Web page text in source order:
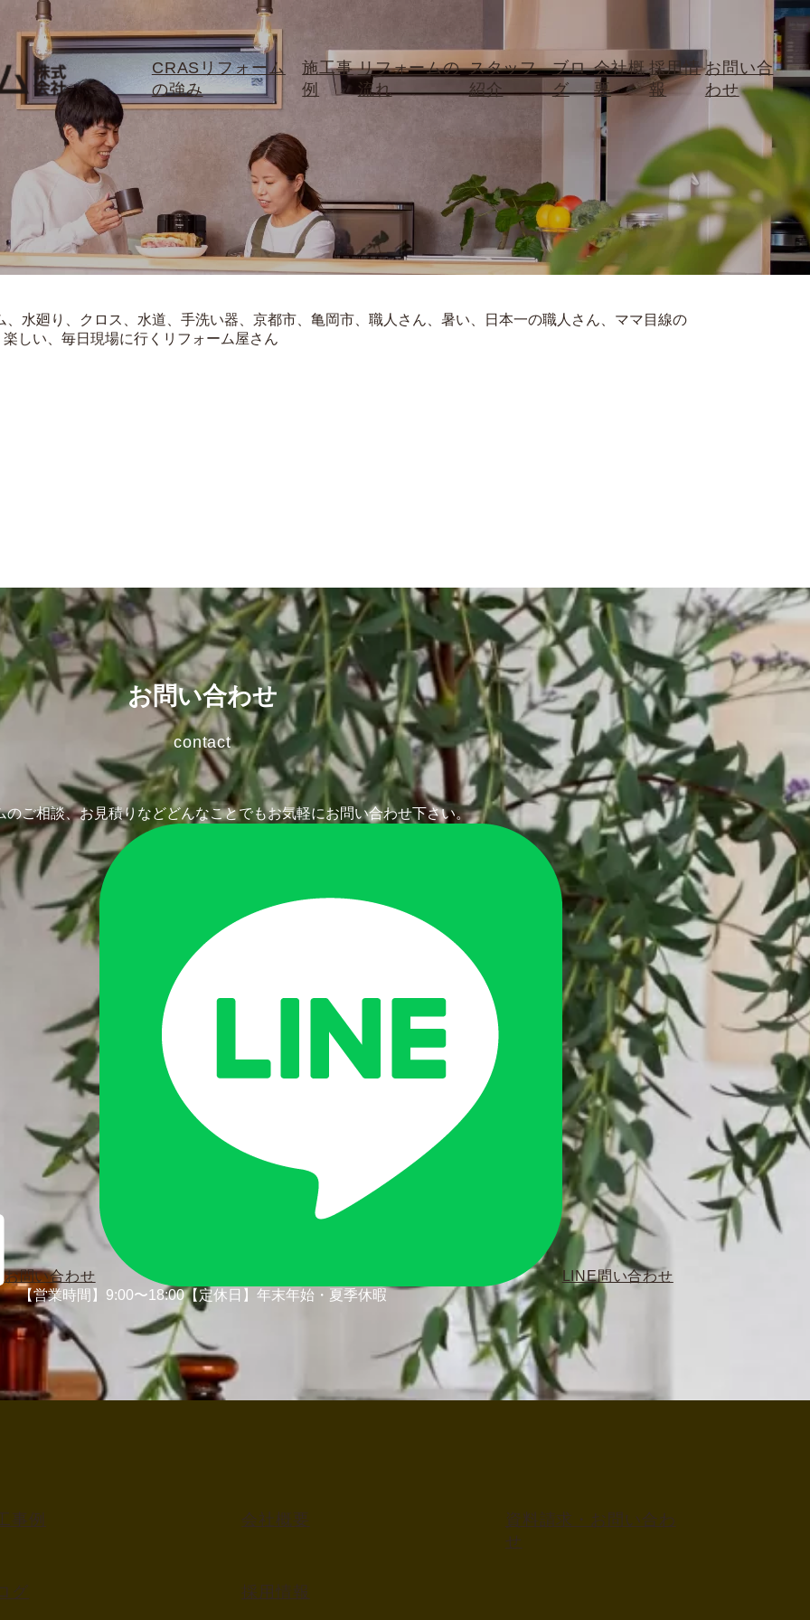
CRASリフォーム
の強み
施工事
例
リフォームの
流れ
スタッフ
紹介
ブロ
グ
会社概
要
採用情
報
お問い合
わせ
水廻り、クロス、水道、手洗い器、京都市、亀岡市、職人さん、暑い、日本一の職人さん、ママ目線の
しい、毎日現場に行くリフォーム屋さん
お問い合わせ
contact
のご相談、お見積りなどどんなことでもお気軽にお問い合わせ下さい。
お問い合わせ
LINE問い合わせ
【営業時間】9:00〜18:00【定休日】年末年始・夏季休暇
事例
グ
会社概要
採用情報
資料請求・お問い合わ
せ